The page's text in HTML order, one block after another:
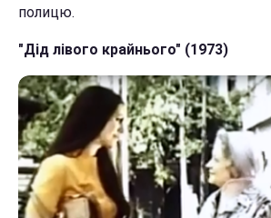
полицю.
"Дід лівого крайнього" (1973)